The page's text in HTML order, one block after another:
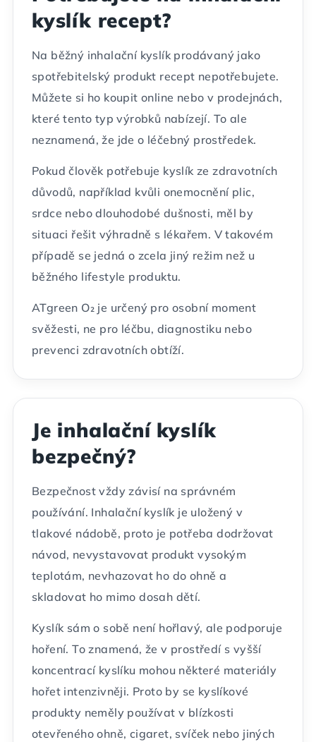
kyslík recept?
Na běžný inhalační kyslík prodávaný jako
spotřebitelský produkt recept nepotřebujete.
Můžete si ho koupit online nebo v prodejnách,
které tento typ výrobků nabízejí. To ale
neznamená, že jde o léčebný prostředek.
Pokud člověk potřebuje kyslík ze zdravotních
důvodů, například kvůli onemocnění plic,
srdce nebo dlouhodobé dušnosti, měl by
situaci řešit výhradně s lékařem. V takovém
případě se jedná o zcela jiný režim než u
běžného lifestyle produktu.
ATgreen O₂ je určený pro osobní moment
svěžesti, ne pro léčbu, diagnostiku nebo
prevenci zdravotních obtíží.
Je inhalační kyslík
bezpečný?
Bezpečnost vždy závisí na správném
používání. Inhalační kyslík je uložený v
tlakové nádobě, proto je potřeba dodržovat
návod, nevystavovat produkt vysokým
teplotám, nevhazovat ho do ohně a
skladovat ho mimo dosah dětí.
Kyslík sám o sobě není hořlavý, ale podporuje
hoření. To znamená, že v prostředí s vyšší
koncentrací kyslíku mohou některé materiály
hořet intenzivněji. Proto by se kyslíkové
produkty neměly používat v blízkosti
otevřeného ohně, cigaret, svíček nebo jiných